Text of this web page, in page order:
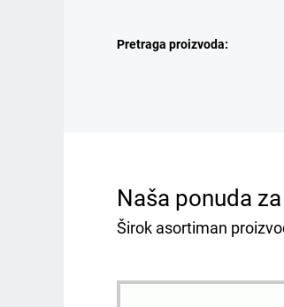
Pretraga proizvoda:
Naša ponuda
Širok asortiman